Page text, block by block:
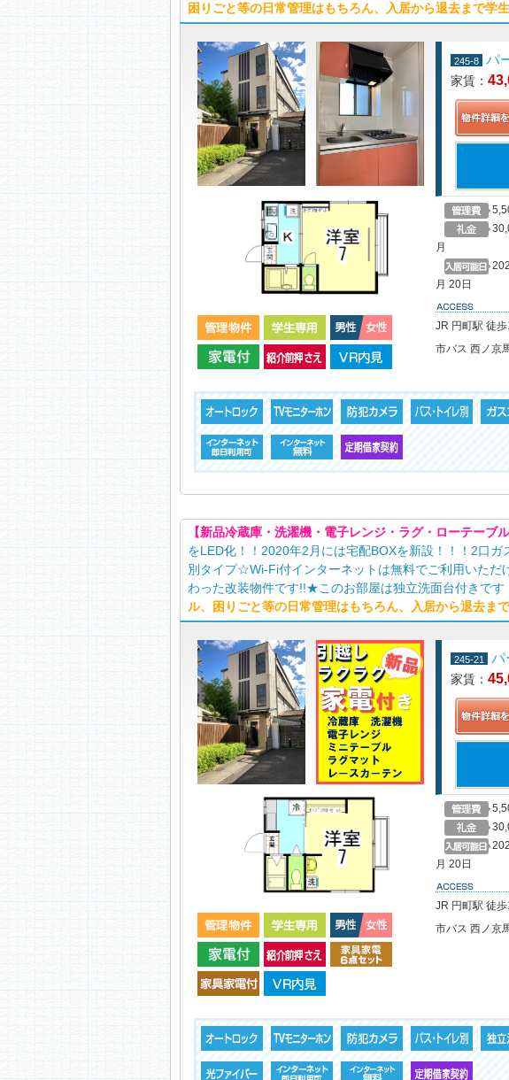
困りごと等の日常管理はもちろん、入居から退去まで学
245-8 パ
家賃：
月
月 20日
access
JR 円町駅 徒
市バス 西ノ京
【新品冷蔵庫・洗濯機・電子レンジ・ラグ・ローテーブ
をLED化！！2020年2月には宅配BOXを新設！！！2口
別タイプ☆Wi-Fi付インターネットは無料でご利用いた
わった改装物件です!!★このお部屋は独立洗面台付きです
ル、困りごと等の日常管理はもちろん、入居から退去ま
245-21 パ
家賃：
月 20日
access
JR 円町駅 徒
市バス 西ノ京